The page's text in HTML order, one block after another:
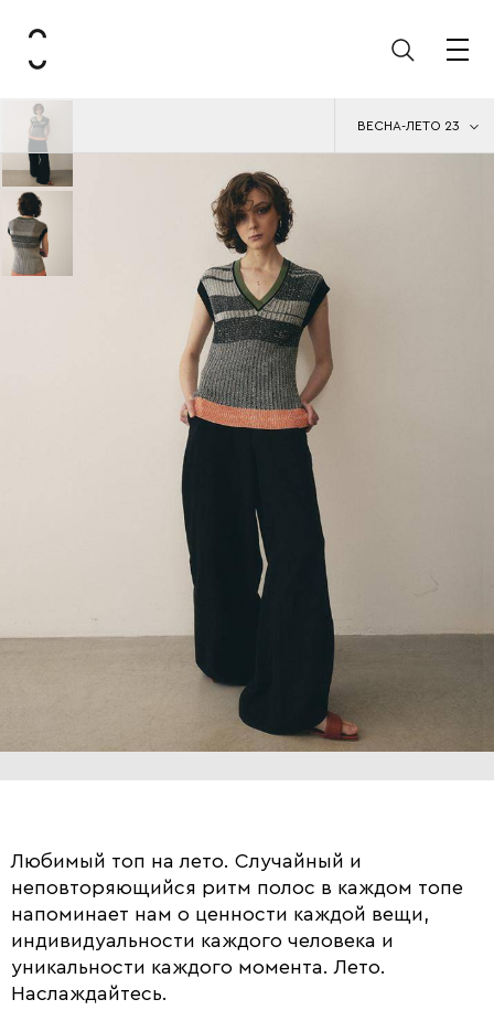
ВЕСНА-ЛЕТО 23
Любимый топ на лето. Случайный и
неповторяющийся ритм полос в каждом топе
напоминает нам о ценности каждой вещи,
индивидуальности каждого человека и
уникальности каждого момента. Лето.
Наслаждайтесь.